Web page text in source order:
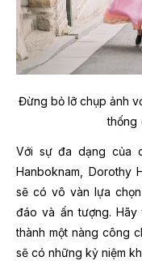
Đừng bỏ lỡ chụp ảnh
thống
Với sự đa dạng của
Hanboknam, Dorothy
sẽ có vô vàn lựa
đáo và ấn tượng. Hãy
thành một nàng công
sẽ có những kỷ niệm